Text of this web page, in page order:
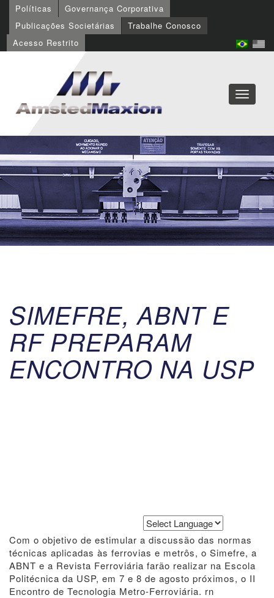
Políticas
Governança Corporativa
Publicações Societárias
Trabalhe Conosco
Acesso Restrito
SIMEFRE, ABNT E
RF PREPARAM
ENCONTRO NA USP
Powered by Translate
Com o objetivo de estimular a discussão das normas
técnicas aplicadas às ferrovias e metrôs, o Simefre, a
ABNT e a Revista Ferroviária farão realizar na Escola
Politécnica da USP, em 7 e 8 de agosto próximos, o II
Encontro de Tecnologia Metro-Ferroviária. rn